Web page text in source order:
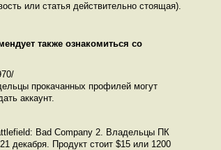
или статья действительно стоящая).
также ознакомиться со
прокачанных профилей могут
аккаунт.
Bad Company 2. Владельцы ПК
декабря. Продукт стоит $15 или 1200